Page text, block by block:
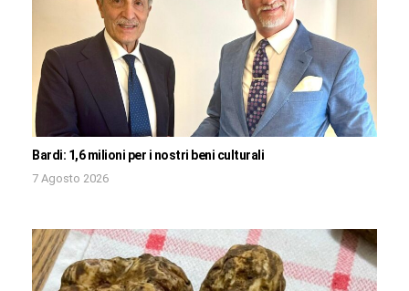
Bardi: 1,6 milioni per i nostri beni culturali
7 Agosto 2026